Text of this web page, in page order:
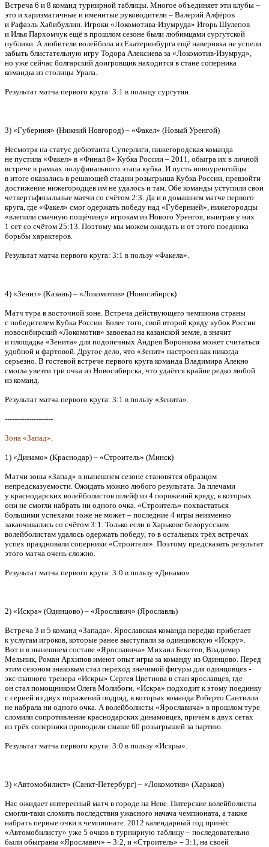
Встреча 6 и 8 команд турнирной таблицы. Многое объединяет эти клубы –
это и харизматичные и именитые руководители – Валерий Алфёров
и Рафаэль Хабибуллин. Игроки «Локомотива-Изумруда» Игорь Шулепов
и Илья Пархомчук ещё в прошлом сезоне были любимцами сургутской
публики. А любители волейбола из Екатеринбурга ещё наверняка не успели
забыть блистательную игру Тодора Алексиева за «Локомотив-Изумруд»,
но уже сейчас болгарский доигровщик находится в стане соперника
команды из столицы Урала.
Результат матча первого круга: 3:1 в польщу сургутян.
3) «Губерния» (Нижний Новгород) – «Факел» (Новый Уренгой)
Несмотря на статус дебютанта Суперлиги, нижегородская команда
не пустила «Факел» в «Финал 8» Кубка России – 2011, обыгра их в личной
встрече в рамках полуфинального этапа кубка. И пусть новоуренгойцы
в итоге оказались в решающей стадии розыгрыша Кубка России, превзойти
достижение нижегородцев им не удалось и там. Обе команды уступили свои
четвертьфинальные матчи со счётом 2:3. Да и в домашнем матче первого
круга, где «Факел» смог одержать победу над «Губернией», нижегородцы
«влепили смачную пощёчину» игрокам из Нового Уренгоя, выиграв у них
1 сет со счётом 25:13. Поэтому мы можем ожидать и от этого поединка
борьбы характеров.
Результат матча первого круга: 3:1 в пользу «Факела».
4) «Зенит» (Казань) – «Локомотив» (Новосибирск)
Матч тура в восточной зоне. Встреча действующего чемпиона страны
с победителем Кубка России. Более того, свой второй кряду кубок России
новосибирский «Локомотив» завоевал на казанской земле, а значит
и площадка «Зенита» для подопечных Андрея Воронкова может считаться
удобной и фартовой. Другое дело, что «Зенит» настроен как никогда
серьезно. В гостевой встрече первого круга команда Владимира Алекно
смогла увезти три очка из Новосибирска, что удаётся крайне редко любой
из команд.
Результат матча первого круга: 3:1 в пользу «Зенита».
--------------------
Зона «Запад».
1) «Динамо» (Краснодар) – «Строитель» (Минск)
Матчи зоны «Запад» в нынешнем сезоне становятся образцом
непредсказуемости. Ожидать можно любого результата. За плечами
у краснодарских волейболистов шлейф из 4 поряжений кряду, в которых
они не смогли набрать ни одного очка. «Строитель» похвастаться
большими успехами тоже не может – последние 4 игры неизменно
заканчивались со счётом 3:1. Только если в Харькове белорусским
волейболистам удалось одержать победу, то в остальных трёх встречах
успех праздновали соперники «Строителя». Поэтому предсказать результат
этого матча очень сложно.
Результат матча первого круга: 3:0 в пользу «Динамо»
2) «Искра» (Одинцово) – «Ярославич» (Ярославль)
Встреча 3 и 5 команд «Запада». Ярославская команда нередко прибегает
к услугам игроков, которые ранее выступали за одинцовскую «Искру».
Вот и в нынешнем составе «Ярославича» Михаил Бекетов, Владимир
Мельник, Роман Архипов имеют опыт игры за команду из Одинцово. Перед
этим сезоном знаковым стал переход значимой фигуры для одинцовцев -
экс-главного тренера «Искры» Сергея Цветнова в стан ярославцев, где
он стал помощником Олега Молибоги. «Искра» подходит к этому поединку
с серией из двух поражений подряд, в которых команда Роберто Сантилли
не набрала ни одного очка. А волейболисты «Ярославича» в прошлом туре
сломили сопротивление краснодарских динамовцев, причём в двух сетах
из трёх соперники проводили свыше 60 розыгрышей за партию.
Результат матча первого круга: 3:0 в пользу «Искры».
3) «Автомобилист» (Санкт-Петербург) – «Локомотив» (Харьков)
Нас ожидает интересный матч в городе на Неве. Питерские волейболисты
смогли-таки сломить последствия ужасного начача чемпионата, а также
набрать первые очки в чемпионате. 2012 календарный год принёс
«Автомобилисту» уже 5 очков в турнирную таблицу – последовательно
были обыграны «Ярославич» – 3:2, и «Строитель» – 3:1, на своей